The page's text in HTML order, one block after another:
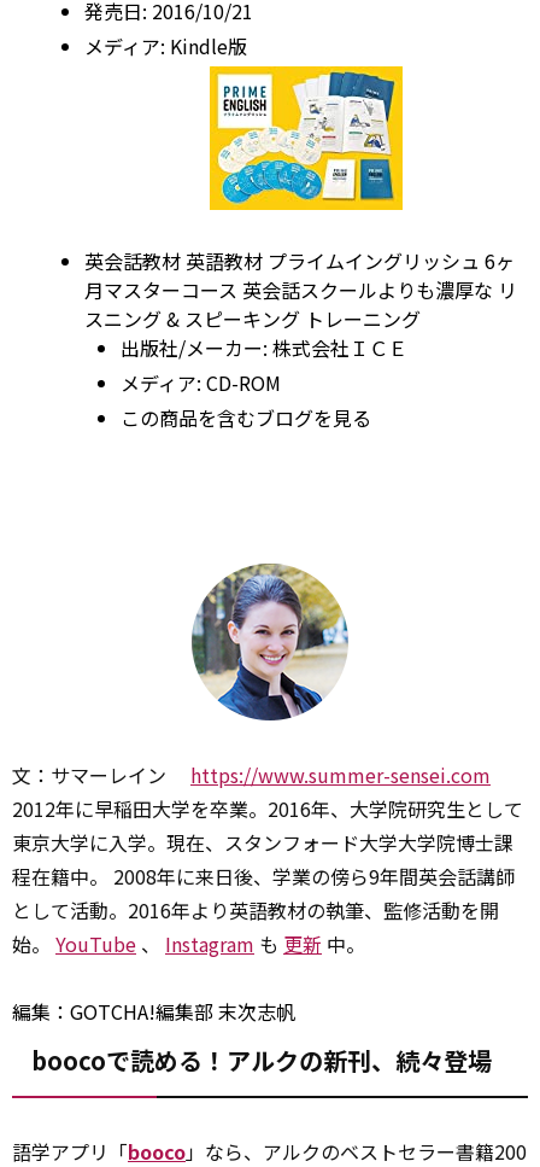
発売日: 2016/10/21
メディア: Kindle版
英会話教材 英語教材 プライムイングリッシュ 6ヶ
月マスターコース 英会話スクールよりも濃厚な リ
スニング & スピーキング トレーニング
出版社/メーカー: 株式会社ＩＣＥ
メディア: CD-ROM
この商品を含むブログを見る
文：サマーレイン https://www.summer-sensei.com
2012年に早稲田大学を卒業。2016年、大学院研究生として
東京大学に入学。現在、スタンフォード大学大学院博士課
程在籍中。 2008年に来日後、学業の傍ら9年間英会話講師
として活動。2016年より英語教材の執筆、監修活動を開
始。 YouTube 、 Instagram も 更新 中。
編集：GOTCHA!編集部 末次志帆
boocoで読める！アルクの新刊、続々登場
語学アプリ「booco」なら、アルクのベストセラー書籍200